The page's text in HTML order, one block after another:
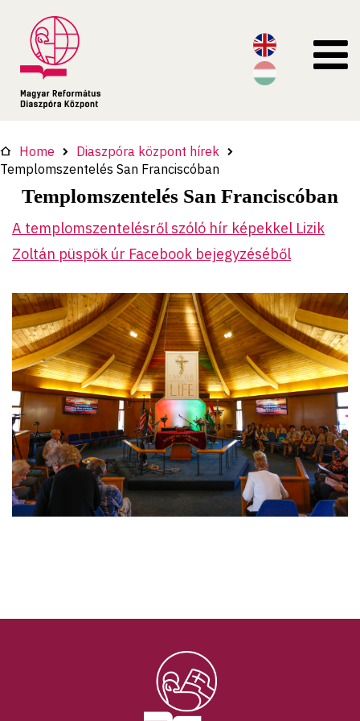
Home
Diaszpóra központ hírek
Templomszentelés San Franciscóban
Templomszentelés San Franciscóban
A templomszentelésről szóló hír képekkel Lizik
Zoltán püspök úr Facebook bejegyzéséből